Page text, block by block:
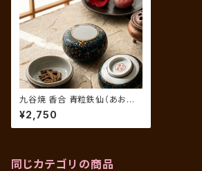
九谷焼 香合 青粒鉄仙（あおち
ぶてっせん）
¥2,750
同じカテゴリの商品